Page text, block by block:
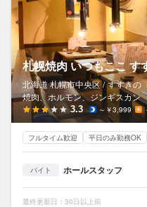
札幌焼肉 いつもここ す
北海道 札幌市中央区 / すすきの
焼肉、ホルモン、ジンギスカン
3.3 ～￥3,999
フルタイム歓迎 平日のみ勤務OK
バイト ホールスタッフ
最終更新日：30日以上前